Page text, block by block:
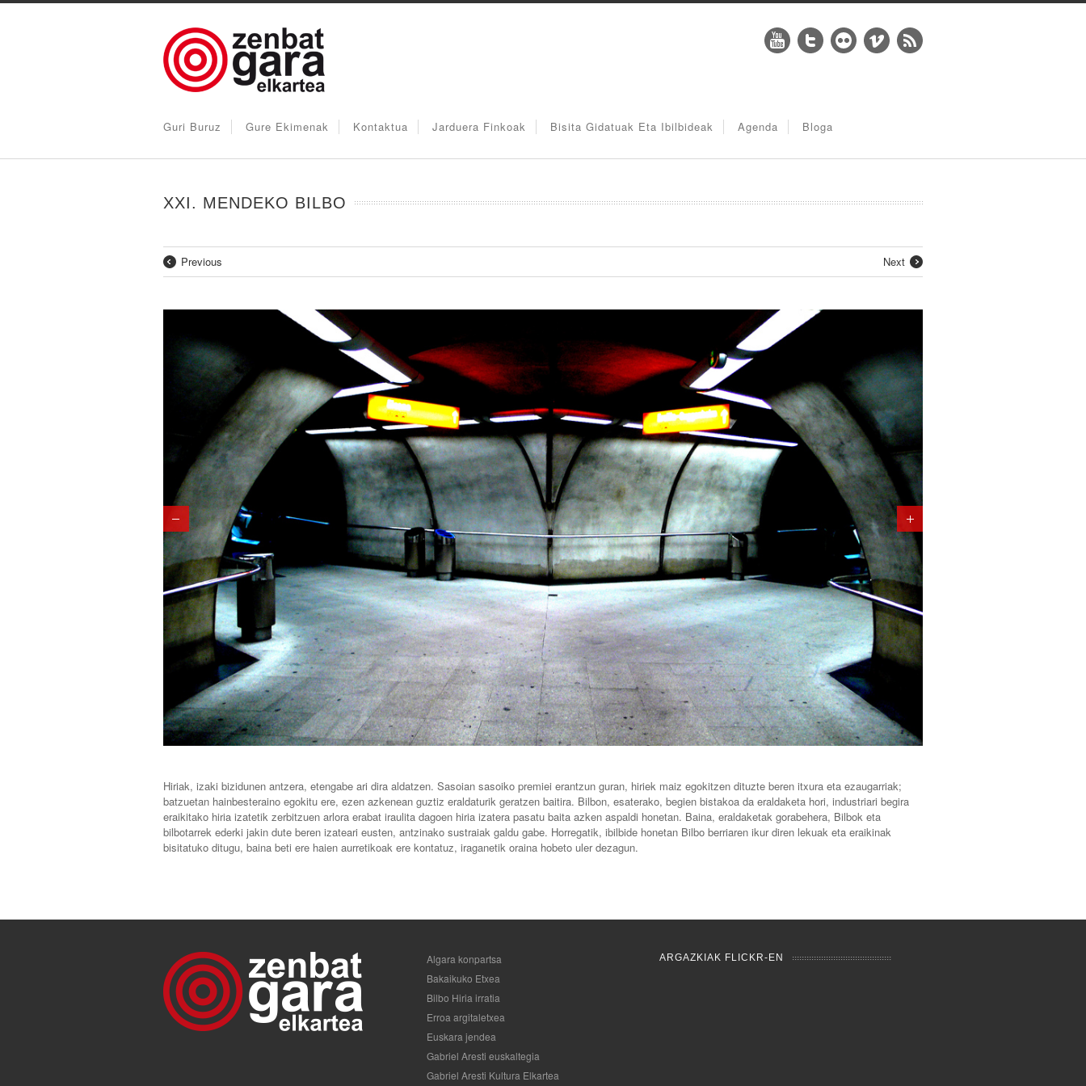
Guri Buruz Gure Ekimenak Kontaktua Jarduera Finkoak Bisita Gidatuak Eta Ibilbideak Agenda Bloga
XXI. MENDEKO BILBO
Next
Previous
Hiriak, izaki bizidunen antzera, etengabe ari dira aldatzen. Sasoian sasoiko premiei erantzun guran, hiriek maiz egokitzen dituzte beren itxura eta ezaugarriak;
batzuetan hainbesteraino egokitu ere, ezen azkenean guztiz eraldaturik geratzen baitira. Bilbon, esaterako, begien bistakoa da eraldaketa hori, industriari begira
eraikitako hiria izatetik zerbitzuen arlora erabat iraulita dagoen hiria izatera pasatu baita azken aspaldi honetan. Baina, eraldaketak gorabehera, Bilbok eta
bilbotarrek ederki jakin dute beren izateari eusten, antzinako sustraiak galdu gabe. Horregatik, ibilbide honetan Bilbo berriaren ikur diren lekuak eta eraikinak
bisitatuko ditugu, baina beti ere haien aurretikoak ere kontatuz, iraganetik oraina hobeto uler dezagun.
Algara konpartsa
Bakaikuko Etxea
Bilbo Hiria irratia
Erroa argitaletxea
Euskara jendea
Gabriel Aresti euskaltegia
Gabriel Aresti Kultura Elkartea
ARGAZKIAK FLICKR-EN